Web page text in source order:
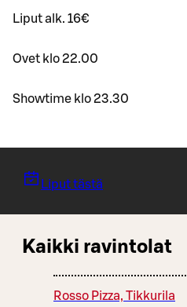
Liput alk. 16€
Ovet klo 22.00
Showtime klo 23.30
Liput tästä
Kaikki ravintolat
Rosso Pizza, Tikkurila